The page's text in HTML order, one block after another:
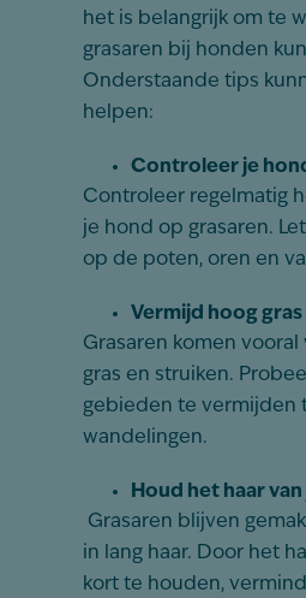
het is belangrijk om te
grasaren bij honden
Onderstaande tips
helpen:
Controleer je
Controleer regelmatig
je hond op grasaren.
op de poten, oren en
Vermijd hoog
Grasaren komen vooral
gras en struiken.
gebieden te vermijden
wandelingen.
Houd het haar
Grasaren blijven
in lang haar. Door het
kort te houden,